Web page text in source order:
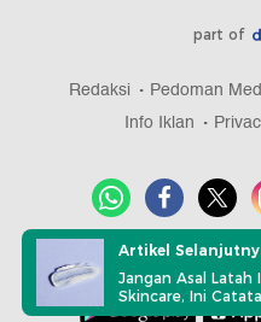
part of
Redaksi Pedoman
Info Iklan
Download
Artikel
Jangan Asal
Skincare, Ini